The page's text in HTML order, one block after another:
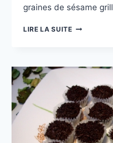
graines de sésame grill
LIRE LA SUITECHEBAKIA